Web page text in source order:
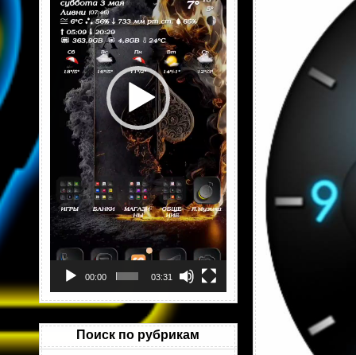
00:00 03:31
Поиск по рубрикам